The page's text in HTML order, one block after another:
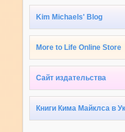
Kim Michaels' Blog
More to Life Online Store
Сайт издательства
Книги Кима Майклса в